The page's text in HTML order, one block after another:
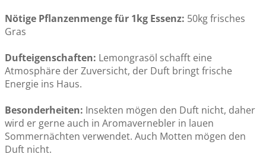
Nötige Pflanzenmenge für 1kg Essenz: 50kg frisches
Gras
Dufteigenschaften: Lemongrasöl schafft eine
Atmosphäre der Zuversicht, der Duft bringt frische
Energie ins Haus.
Besonderheiten: Insekten mögen den Duft nicht, daher
wird er gerne auch in Aromavernebler in lauen
Sommernächten verwendet. Auch Motten mögen den
Duft nicht.